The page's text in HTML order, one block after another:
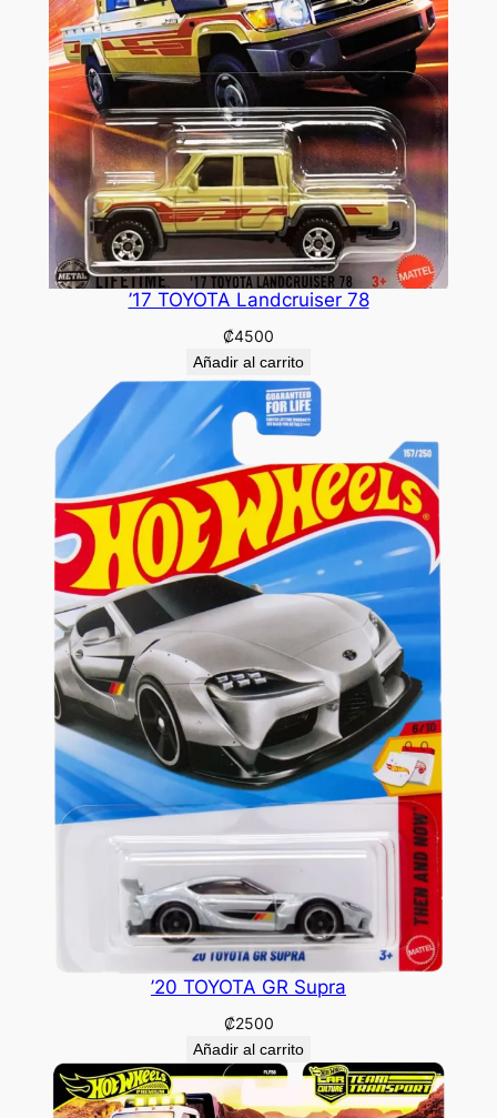
’17 TOYOTA Landcruiser 78
₡4500
Añadir al carrito
’20 TOYOTA GR Supra
₡2500
Añadir al carrito